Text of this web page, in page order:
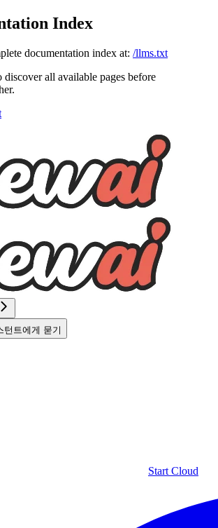
Index
documentation index at: /llms.txt
discover all available pages before
턴트에게 묻기
Start Cloud